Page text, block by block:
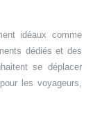
idéaux comme
dédiés et des
se déplacer
les voyageurs,